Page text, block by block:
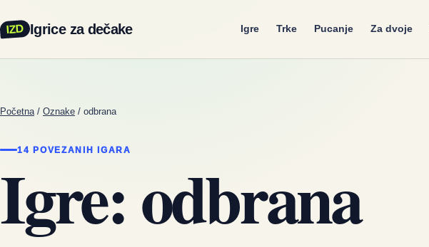
IZD Igrice za dečake Igre Trke Pucanje Za dvoje
Početna / Oznake / odbrana
14 POVEZANIH IGARA
Igre: odbrana